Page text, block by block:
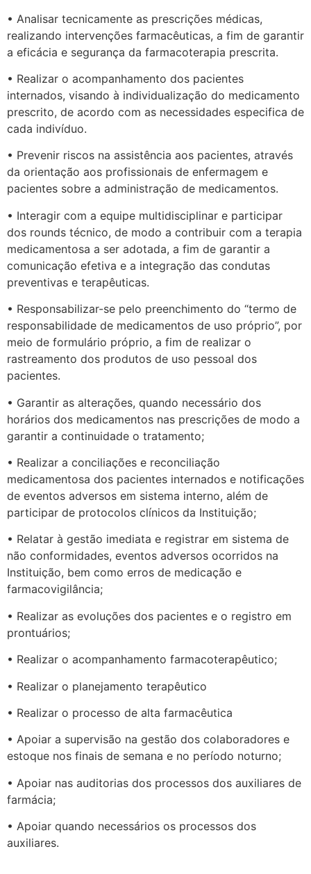
• Analisar tecnicamente as prescrições médicas,
realizando intervenções farmacêuticas, a fim de garantir
a eficácia e segurança da farmacoterapia prescrita.
• Realizar o acompanhamento dos pacientes
internados, visando à individualização do medicamento
prescrito, de acordo com as necessidades especifica de
cada indivíduo.
• Prevenir riscos na assistência aos pacientes, através
da orientação aos profissionais de enfermagem e
pacientes sobre a administração de medicamentos.
• Interagir com a equipe multidisciplinar e participar
dos rounds técnico, de modo a contribuir com a terapia
medicamentosa a ser adotada, a fim de garantir a
comunicação efetiva e a integração das condutas
preventivas e terapêuticas.
• Responsabilizar-se pelo preenchimento do “termo de
responsabilidade de medicamentos de uso próprio”, por
meio de formulário próprio, a fim de realizar o
rastreamento dos produtos de uso pessoal dos
pacientes.
• Garantir as alterações, quando necessário dos
horários dos medicamentos nas prescrições de modo a
garantir a continuidade o tratamento;
• Realizar a conciliações e reconciliação
medicamentosa dos pacientes internados e notificações
de eventos adversos em sistema interno, além de
participar de protocolos clínicos da Instituição;
• Relatar à gestão imediata e registrar em sistema de
não conformidades, eventos adversos ocorridos na
Instituição, bem como erros de medicação e
farmacovigilância;
• Realizar as evoluções dos pacientes e o registro em
prontuários;
• Realizar o acompanhamento farmacoterapêutico;
• Realizar o planejamento terapêutico
• Realizar o processo de alta farmacêutica
• Apoiar a supervisão na gestão dos colaboradores e
estoque nos finais de semana e no período noturno;
• Apoiar nas auditorias dos processos dos auxiliares de
farmácia;
• Apoiar quando necessários os processos dos
auxiliares.